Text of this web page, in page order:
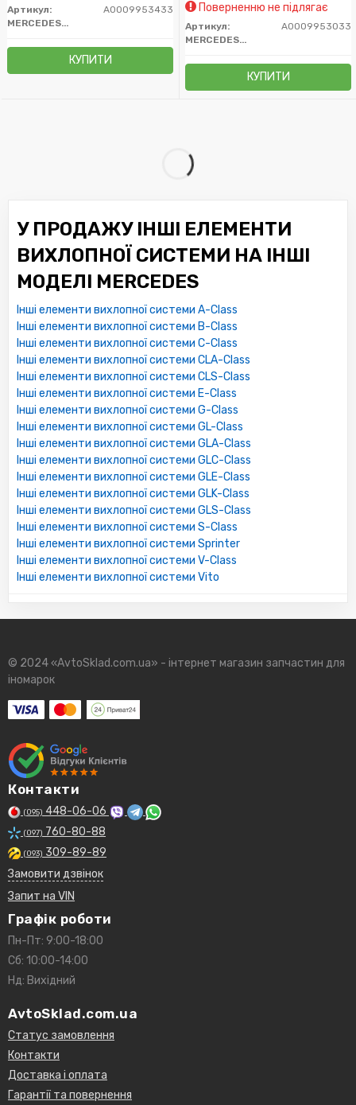
Артикул:
A0009953433
MERCEDES-BENZ
КУПИТИ
Поверненню не підлягає
Артикул:
A0009953033
MERCEDES-BENZ
КУПИТИ
У ПРОДАЖУ ІНШІ ЕЛЕМЕНТИ
ВИХЛОПНОЇ СИСТЕМИ НА ІНШІ
МОДЕЛІ MERCEDES
Інші елементи вихлопної системи A-Class
Інші елементи вихлопної системи B-Class
Інші елементи вихлопної системи C-Class
Інші елементи вихлопної системи CLA-Class
Інші елементи вихлопної системи CLS-Class
Інші елементи вихлопної системи E-Class
Інші елементи вихлопної системи G-Class
Інші елементи вихлопної системи GL-Class
Інші елементи вихлопної системи GLA-Class
Інші елементи вихлопної системи GLC-Class
Інші елементи вихлопної системи GLE-Class
Інші елементи вихлопної системи GLK-Class
Інші елементи вихлопної системи GLS-Class
Інші елементи вихлопної системи S-Class
Інші елементи вихлопної системи Sprinter
Інші елементи вихлопної системи V-Class
Інші елементи вихлопної системи Vito
© 2024 «AvtoSklad.com.ua» - інтернет магазин запчастин для
іномарок
Контакти
(095) 448-06-06
(097) 760-80-88
(093) 309-89-89
Замовити дзвінок
Запит на VIN
Графік роботи
Пн-Пт: 9:00-18:00
Сб: 10:00-14:00
Нд: Вихідний
AvtoSklad.com.ua
Статус замовлення
Контакти
Доставка і оплата
Гарантії та повернення